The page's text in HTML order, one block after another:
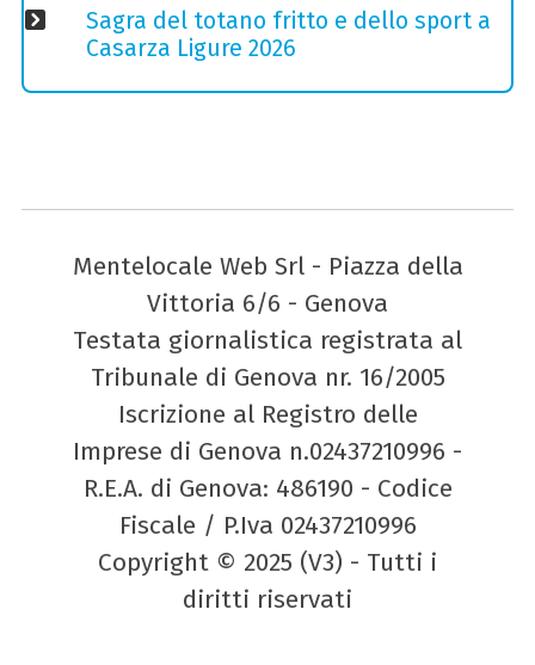
Sagra del totano fritto e dello sport a
Casarza Ligure 2026
Mentelocale Web Srl - Piazza della
Vittoria 6/6 - Genova
Testata giornalistica registrata al
Tribunale di Genova nr. 16/2005
Iscrizione al Registro delle
Imprese di Genova n.02437210996 -
R.E.A. di Genova: 486190 - Codice
Fiscale / P.Iva 02437210996
Copyright © 2025 (V3) - Tutti i
diritti riservati